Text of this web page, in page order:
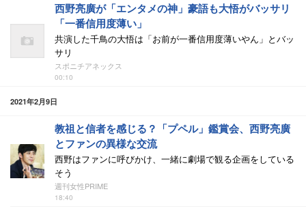
西野亮廣が「エンタメの神」豪語も大悟がバッサリ
「一番信用度薄い」
共演した千鳥の大悟は「お前が一番信用度薄いやん」とバッ
サリ
スポニチアネックス
00:10
2021年2月9日
教祖と信者を感じる？「プペル」鑑賞会、西野亮廣
とファンの異様な交流
西野はファンに呼びかけ、一緒に劇場で観る企画をしている
そう
週刊女性PRIME
18:40